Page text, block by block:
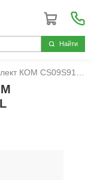
Hайти
KAZEL (6090.199.009) ZF 9S (12.91)